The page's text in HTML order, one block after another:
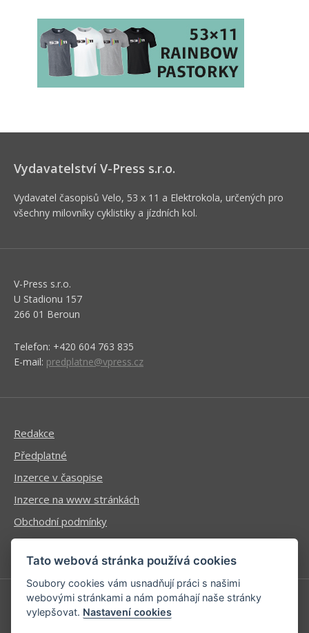
Vydavatelství V-Press s.r.o.
Vydavatel časopisů Velo, 53 x 11 a Elektrokola, určených pro
všechny milovníky cyklistiky a jízdních kol.
V-Press s.r.o.
U Stadionu 157
266 01 Beroun
Telefon: +420 604 763 835
E-mail: predplatne@vpress.cz
Redakce
Předplatné
Inzerce v časopise
Inzerce na www stránkách
Obchodní podmínky
Ochrana osobních údajů
Příhlášení | Registrace
Tato webová stránka používá cookies
Soubory cookies vám usnadňují práci s našimi
webovými stránkami a nám pomáhají naše stránky
vylepšovat. Nastavení cookies